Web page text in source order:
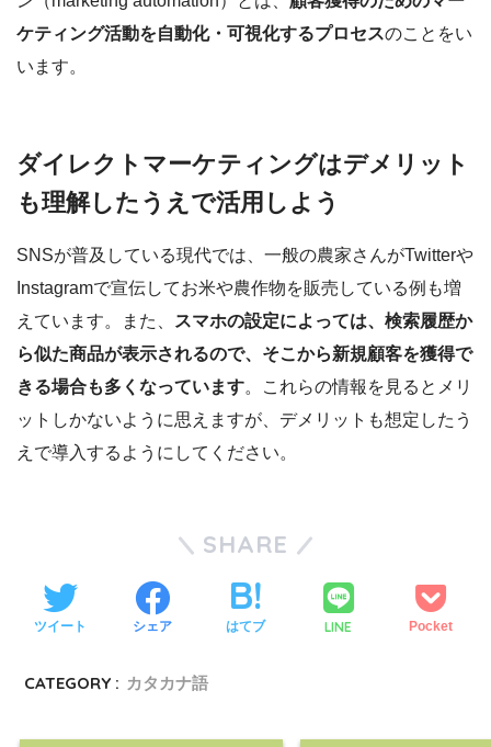
ケティング活動を自動化・可視化するプロセスのことをい
います。
ダイレクトマーケティングはデメリット
も理解したうえで活用しよう
SNSが普及している現代では、一般の農家さんがTwitterや
Instagramで宣伝してお米や農作物を販売している例も増
えています。また、
スマホの設定によっては、検索履歴か
ら似た商品が表示されるので、そこから新規顧客を獲得で
きる場合も多くなっています。これらの情報を見るとメリ
ットしかないように思えますが、デメリットも想定したう
えで導入するようにしてください。
SHARE
ツイート シェア はてブ LINE Pocket
CATEGORY : カタカナ語